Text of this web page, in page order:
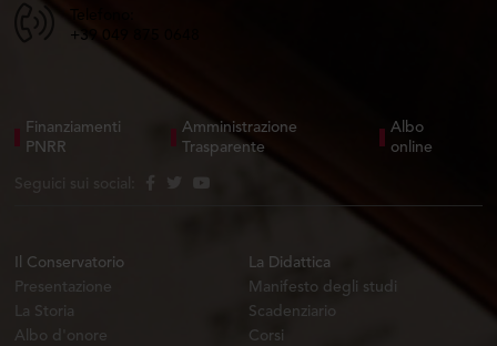
+39 049 875 0648
Finanziamenti
PNRR
Amministrazione
Trasparente
Albo
online
Seguici sui social:
Il Conservatorio
Presentazione
La Storia
Albo d'onore
La Didattica
Manifesto degli studi
Scadenziario
Corsi